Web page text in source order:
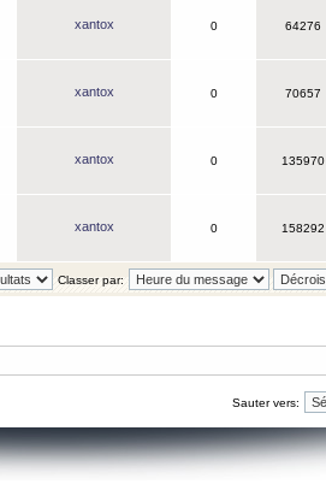
xantox 0 64276
xantox 0 70657
xantox 0 135970
xantox 0 158292
Classer par:
Sauter vers: